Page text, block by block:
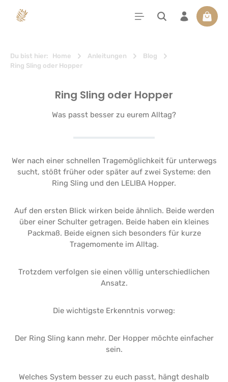
springen
Du bist hier: Home Anleitungen
Blog
Ring Sling oder Hopper
Ring Sling oder Hopper
Was passt besser zu eurem Alltag?
Wer nach einer schnellen Tragemöglichkeit für unterwegs
sucht, stößt früher oder später auf zwei Systeme: den
Ring Sling und den LELIBA Hopper.
Auf den ersten Blick wirken beide ähnlich. Beide werden
über einer Schulter getragen. Beide haben ein kleines
Packmaß. Beide eignen sich besonders für kurze
Tragemomente im Alltag.
Trotzdem verfolgen sie einen völlig unterschiedlichen
Ansatz.
Die wichtigste Erkenntnis vorweg:
Der Ring Sling kann mehr. Der Hopper möchte einfacher
sein.
Welches System besser zu euch passt, hängt deshalb